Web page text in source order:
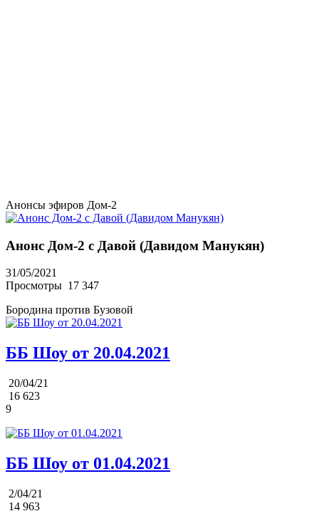
Анонсы эфиров Дом-2
Анонс Дом-2 с Давой (Давидом Манукян)
31/05/2021
Просмотры 17 347
Бородина против Бузовой
ББ Шоу от 20.04.2021
20/04/21
16 623
9
ББ Шоу от 01.04.2021
2/04/21
14 963